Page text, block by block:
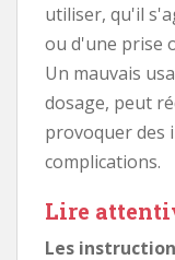
utiliser, qu'il
ou d'une prise
Un mauvais
dosage, peut
provoquer des
complications.
Lire
Les